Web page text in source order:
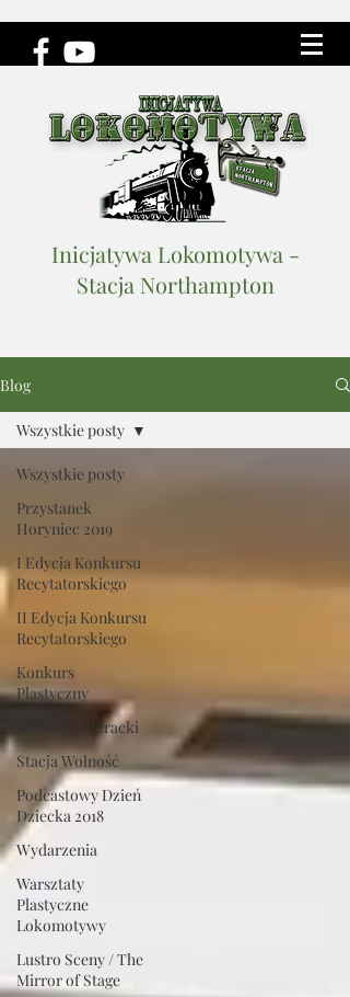
Inicjatywa Lokomotywa -
Stacja Northampton
Blog
Wszystkie posty
Przystanek
Horyniec 2019
I Edycja Konkursu
Recytatorskiego
II Edycja Konkursu
Recytatorskiego
Konkurs
Plastyczny
Konkurs Literacki
Stacja Wolność
Podcastowy Dzień
Dziecka 2018
Wydarzenia
Warsztaty
Plastyczne
Lokomotywy
Lustro Sceny / The
Mirror of Stage
Wszystkie posty